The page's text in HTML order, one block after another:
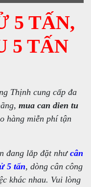
5 TẤN,
5 TẤN
Thịnh cung cấp đa
mua can dien tu
hàng miễn phí tận
đang lắp đặt nhưcân
5 tấn, dòng cân công
khác nhau. Vui lòng